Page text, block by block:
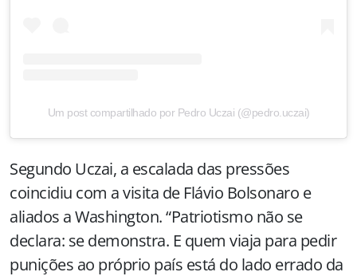
Um post compartilhado por Pedro Uczai (@pedro.uczai)
Segundo Uczai, a escalada das pressões
coincidiu com a visita de Flávio Bolsonaro e
aliados a Washington. “Patriotismo não se
declara: se demonstra. E quem viaja para pedir
punições ao próprio país está do lado errado da